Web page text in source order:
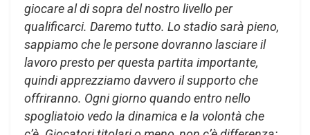
giocare al di sopra del nostro livello per
qualificarci. Daremo tutto. Lo stadio sarà pieno,
sappiamo che le persone dovranno lasciare il
lavoro presto per questa partita importante,
quindi apprezziamo davvero il supporto che
offriranno. Ogni giorno quando entro nello
spogliatoio vedo la dinamica e la volontà che